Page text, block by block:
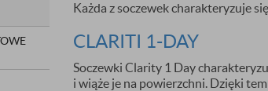
Każda z soczewek charakteryzuje
CLARITI 1-DAY
Soczewki Clarity 1 Day
i wiąże je na powierzchni. Dzięki
Będziesz otrzymywać
promocjach darmowej